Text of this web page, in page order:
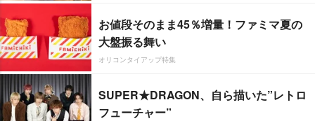
お値段そのまま45％増量！ファミマ夏の
大盤振る舞い
オリコンタイアップ特集
SUPER★DRAGON、自ら描いた”レトロ
フューチャー”